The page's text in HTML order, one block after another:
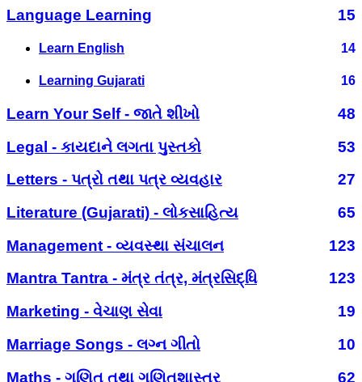
Language Learning
15
Learn English 14
Learning Gujarati 16
Learn Your Self - જાતે શીખો
48
Legal - કાયદાને લગતા પુસ્તકો
53
Letters - પત્રો તથા પત્ર વ્યવહાર
27
Literature (Gujarati) - લોકસાહિત્ય
65
Management - વ્યવસ્થા સંચાલન
123
Mantra Tantra - મંત્ર તંત્ર, મંત્રસિદ્ધિ
123
Marketing - વેચાણ સેવા
19
Marriage Songs - લગ્ન ગીતો
10
Maths - ગણિત તથા ગણિતશાસ્ત્ર
62